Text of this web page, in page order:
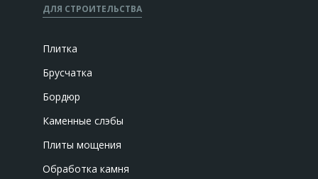
ДЛЯ СТРОИТЕЛЬСТВА
Плитка
Брусчатка
Бордюр
Каменные слэбы
Плиты мощения
Обработка камня